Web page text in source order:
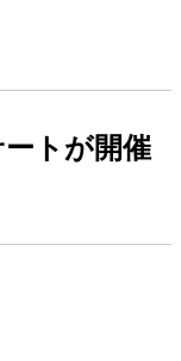
トが開催